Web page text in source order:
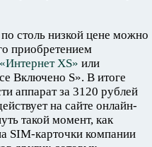
столь низкой цене можно
приобретением
XS» или
Включено S». В итоге
аппарат за 3120 рублей
на сайте онлайн-
такой момент, как
SIM-карточки компании